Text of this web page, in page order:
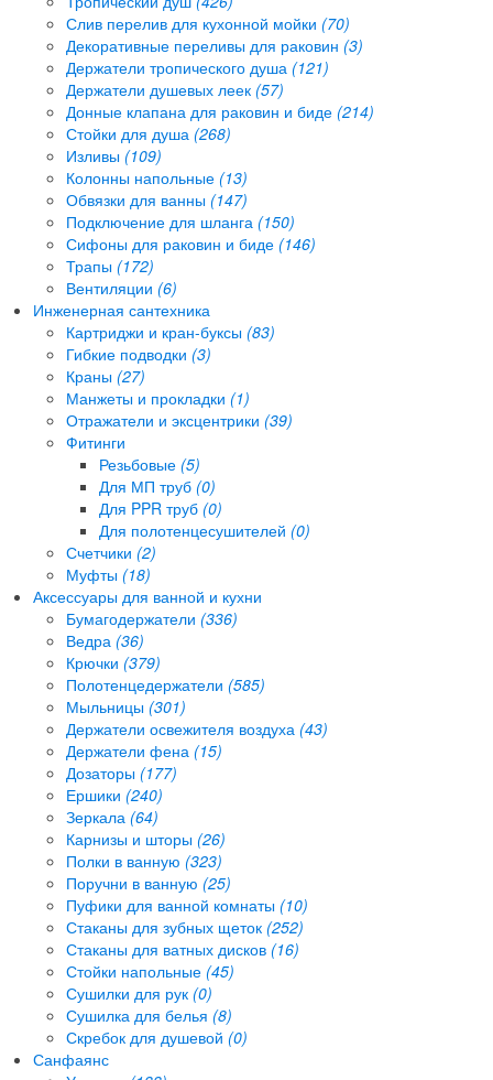
Слив перелив для кухонной мойки (70)
Декоративные переливы для раковин (3)
Держатели тропического душа (121)
Держатели душевых леек (57)
Донные клапана для раковин и биде (214)
Стойки для душа (268)
Изливы (109)
Колонны напольные (13)
Обвязки для ванны (147)
Подключение для шланга (150)
Сифоны для раковин и биде (146)
Трапы (172)
Вентиляции (6)
Инженерная сантехника
Картриджи и кран-буксы (83)
Гибкие подводки (3)
Краны (27)
Манжеты и прокладки (1)
Отражатели и эксцентрики (39)
Фитинги
Резьбовые (5)
Для МП труб (0)
Для PPR труб (0)
Для полотенцесушителей (0)
Счетчики (2)
Муфты (18)
Аксессуары для ванной и кухни
Бумагодержатели (336)
Ведра (36)
Крючки (379)
Полотенцедержатели (585)
Мыльницы (301)
Держатели освежителя воздуха (43)
Держатели фена (15)
Дозаторы (177)
Ершики (240)
Зеркала (64)
Карнизы и шторы (26)
Полки в ванную (323)
Поручни в ванную (25)
Пуфики для ванной комнаты (10)
Стаканы для зубных щеток (252)
Стаканы для ватных дисков (16)
Стойки напольные (45)
Сушилки для рук (0)
Сушилка для белья (8)
Скребок для душевой (0)
Санфаянс